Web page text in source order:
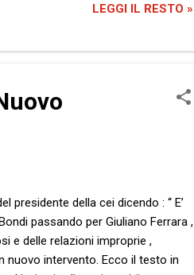
Conrad quando dice che essere
LEGGI IL RESTO »
della cei dicendo : “ E’
passando per Giuliano Ferrara ,
e delle relazioni improprie ,
nuovo intervento. Ecco il testo in